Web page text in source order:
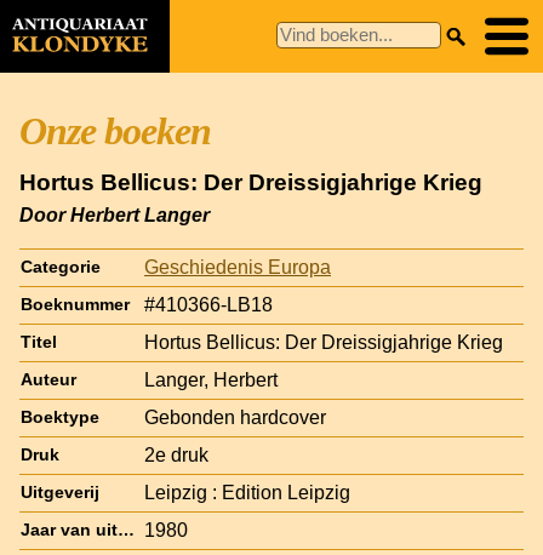
Onze boeken
Hortus Bellicus: Der Dreissigjahrige Krieg
Door Herbert Langer
Categorie Geschiedenis Europa
Boeknummer #410366-LB18
Titel Hortus Bellicus: Der Dreissigjahrige Krieg
Auteur Langer, Herbert
Boektype Gebonden hardcover
Druk 2e druk
Uitgeverij Leipzig : Edition Leipzig
Jaar van uitgave 1980